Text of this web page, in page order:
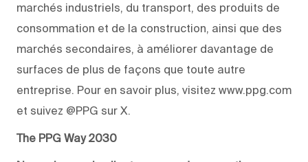
marchés industriels, du transport, des produits de
consommation et de la construction, ainsi que des
marchés secondaires, à améliorer davantage de
surfaces de plus de façons que toute autre
entreprise. Pour en savoir plus, visitez www.ppg.com
et suivez @PPG sur X.
The PPG Way 2030